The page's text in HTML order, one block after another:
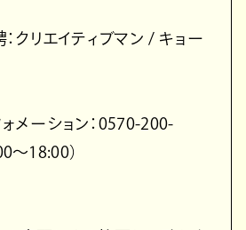
：クリエイティブマン / キョー
メーション：0570-200-
～18:00）